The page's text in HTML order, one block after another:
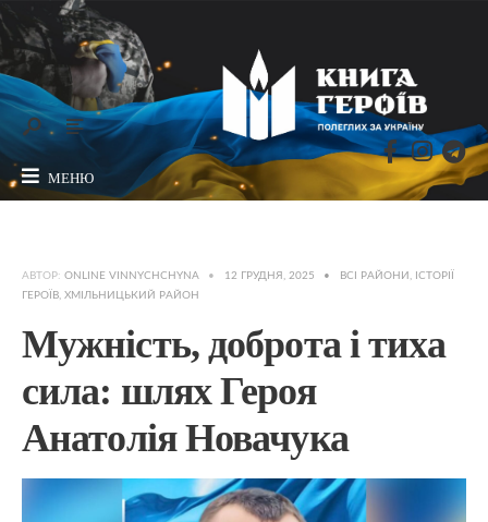
МЕНЮ
АВТОР: ONLINE VINNYCHCHYNA • 12 ГРУДНЯ, 2025 • ВСІ РАЙОНИ , ІСТОРІЇ
ГЕРОЇВ, ХМІЛЬНИЦЬКИЙ РАЙОН
Мужність, доброта і тиха
сила: шлях Героя
Анатолія Новачука